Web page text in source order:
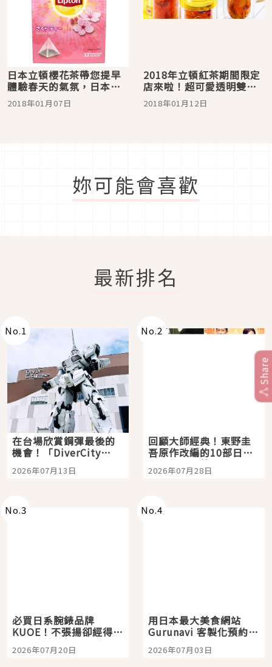
日本立頓櫻花茶帶您提早
體驗春天的氣氛，日本超
市買的到
2018年01月07日
2018年立頓紅茶期間限定
店來啦！超可愛透明雙層
保溫杯暖手暖心
2018年01月12日
妳可能會喜歡
最新排名
No.1
在台場欣賞鋼彈最後的
機會！「DiverCity
Tokyo Plaza」搭船、
購物、美食及夜景，一
2026年07月13日
No.2
回顧大師經典！東野圭
吾原作改編的10部日本
影視作品推薦
2026年07月28日
No.3
必買日系腕錶品牌
KUOE！不張揚卻經得起
時間洗鍊的經典之作五
選
2026年07月20日
No.4
用日本最大美食網站
Gurunavi 客製化預約九
大都市餐廳，打造專屬
美食體驗！
2026年07月03日
Share